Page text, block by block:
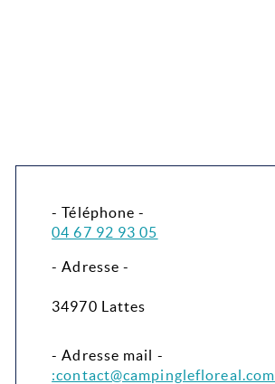
- Téléphone -
04 67 92 93 05
- Adresse -
34970 Lattes
- Adresse mail -
:contact@campinglefloreal.com